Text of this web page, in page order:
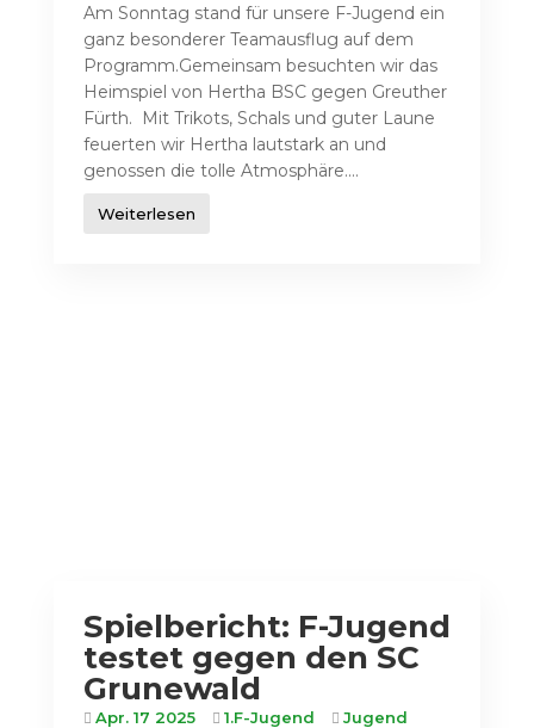
Am Sonntag stand für unsere F-Jugend ein
ganz besonderer Teamausflug auf dem
Programm.Gemeinsam besuchten wir das
Heimspiel von Hertha BSC gegen Greuther
Fürth. Mit Trikots, Schals und guter Laune
feuerten wir Hertha lautstark an und
genossen die tolle Atmosphäre....
Weiterlesen
Spielbericht: F-Jugend
testet gegen den SC
Grunewald
Apr. 17 2025 1.F-Jugend Jugend